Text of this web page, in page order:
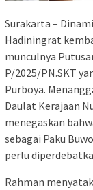
Surakarta –
Hadiningrat
munculnya
P/2025/PN.SKT
Purboya.
Daulat Kerajaan
menegaskan
sebagai Paku
perlu
Rahman